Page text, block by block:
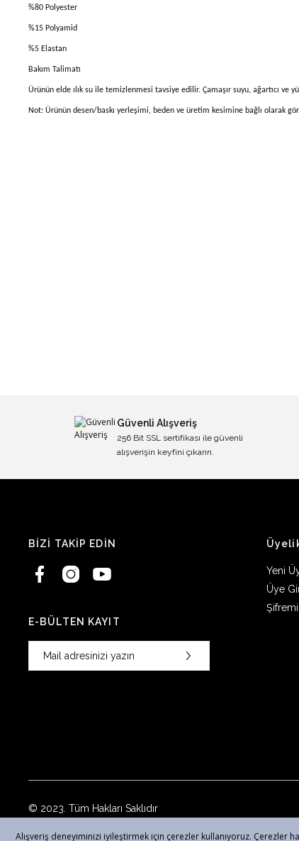
Alışveriş deneyiminizi iyileştirmek için çerezler kullanıyoruz. Çerezler
%80 Polyester
%15 Polyamid
%5 Elastan
Bakım Talimatı
Ürünün elde ılık su ile temizlenmesi tavsiye edilir. Çamaşır suyu, ağartıcı ve
Not: Ürünün desen/baskı yerleşimi, beden ve üretim kesimine bağlı olarak
Güvenli Alışveriş
256 Bit SSL sertifikası ile güvenli
alışverişin keyfini çıkarın.
BİZİ TAKİP EDİN
E-BÜLTEN KAYIT
Yeni
Üye
© 2023. Tüm Hakları Saklıdır